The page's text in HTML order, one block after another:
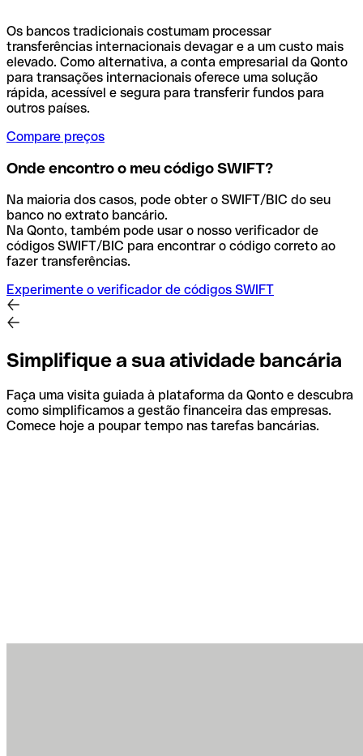
Os bancos tradicionais costumam processar
transferências internacionais devagar e a um custo mais
elevado. Como alternativa, a conta empresarial da Qonto
para transações internacionais oferece uma solução
rápida, acessível e segura para transferir fundos para
outros países.
Compare preços
Onde encontro o meu código SWIFT?
Na maioria dos casos, pode obter o SWIFT/BIC do seu
banco no extrato bancário.
Na Qonto, também pode usar o nosso verificador de
códigos SWIFT/BIC para encontrar o código correto ao
fazer transferências.
Experimente o verificador de códigos SWIFT
Simplifique a sua atividade bancária
Faça uma visita guiada à plataforma da Qonto e descubra
como simplificamos a gestão financeira das empresas.
Comece hoje a poupar tempo nas tarefas bancárias.